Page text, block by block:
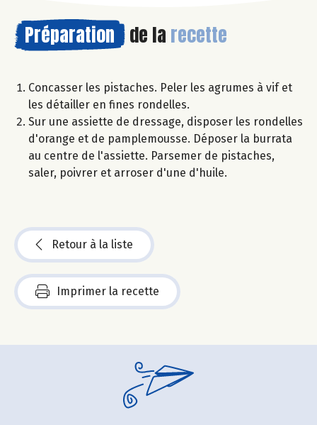
Préparation de la recette
Concasser les pistaches. Peler les agrumes à vif et
les détailler en fines rondelles.
Sur une assiette de dressage, disposer les rondelles
d'orange et de pamplemousse. Déposer la burrata
au centre de l'assiette. Parsemer de pistaches,
saler, poivrer et arroser d'une d'huile.
Retour à la liste
Imprimer la recette